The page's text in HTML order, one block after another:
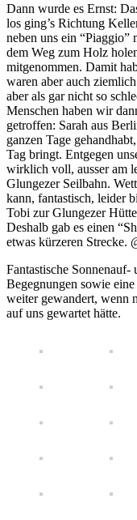
Dann wurde es Ernst:
los ging’s Richtung
neben uns ein
dem Weg zum Holz
mitgenommen. Damit
waren aber auch
aber als gar nicht so
Menschen haben wir
getroffen: Sarah aus
ganzen Tage
Tag bringt. Entgegen
wirklich voll, ausser am
Glungezer Seilbahn.
kann, fantastisch, leider
Tobi zur Glungezer
Deshalb gab es einen
etwas kürzeren Strecke.
Fantastische
Begegnungen sowie
weiter gewandert, wenn
auf uns gewartet hätte.